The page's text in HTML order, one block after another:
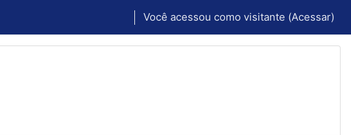
Você acessou como visitante (Acessar)